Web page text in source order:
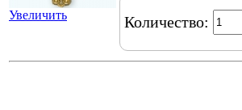
Увеличить Количество: